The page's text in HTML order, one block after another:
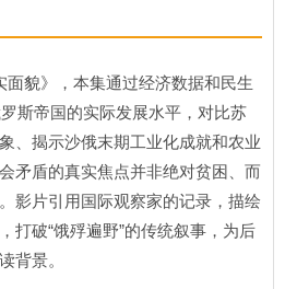
面貌》，本集通过经济数据和民生
斯帝国的实际发展水平，对比苏
、揭示沙俄末期工业化成就和农业
矛盾的真实焦点并非绝对贫困、而
影片引用国际观察家的记录，描绘
打破“饿殍遍野”的传统叙事，为后
背景。